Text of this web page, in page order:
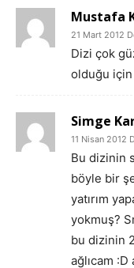
Mustafa
21 Mart 2012
Dizi çok
olduğu
Simge
11 Nisan 2012
Bu dizinin
böyle bir
yatırım
yokmuş?
bu dizinin
ağlıcam